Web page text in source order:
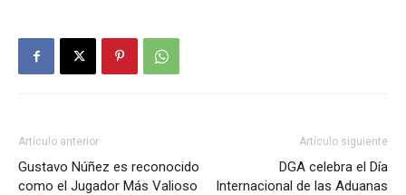
Artículo anterior
Gustavo Núñez es reconocido
como el Jugador Más Valioso
Artículo siguiente
DGA celebra el Día
Internacional de las Aduanas